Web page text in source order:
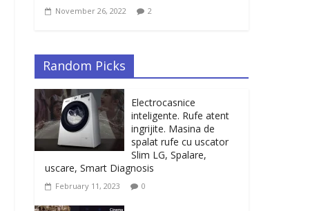
November 26, 2022 2
Random Picks
Electrocasnice
inteligente. Rufe atent
ingrijite. Masina de
spalat rufe cu uscator
Slim LG, Spalare,
uscare, Smart Diagnosis
February 11, 2023 0